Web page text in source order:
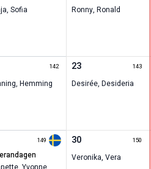
,Sofia Ronny, Ronald
142
,Hemming
23 143
Desirée, Desideria
149 30 150
Veronika, Vera